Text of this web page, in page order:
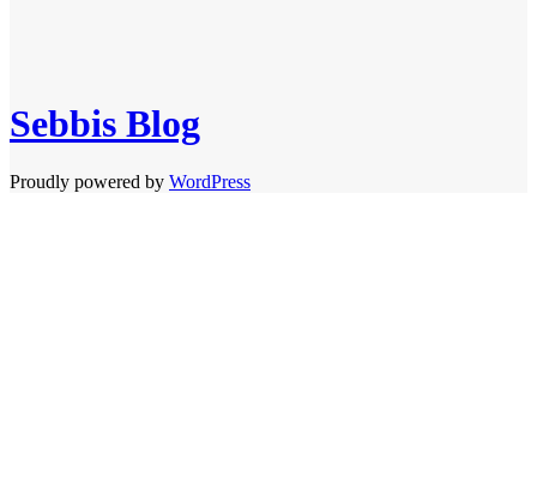
Sebbis Blog
Proudly powered by WordPress